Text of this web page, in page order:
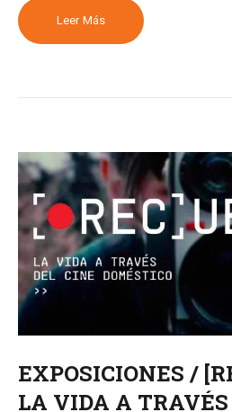
Leer Más
EXPOSICIONES /
LA VIDA A